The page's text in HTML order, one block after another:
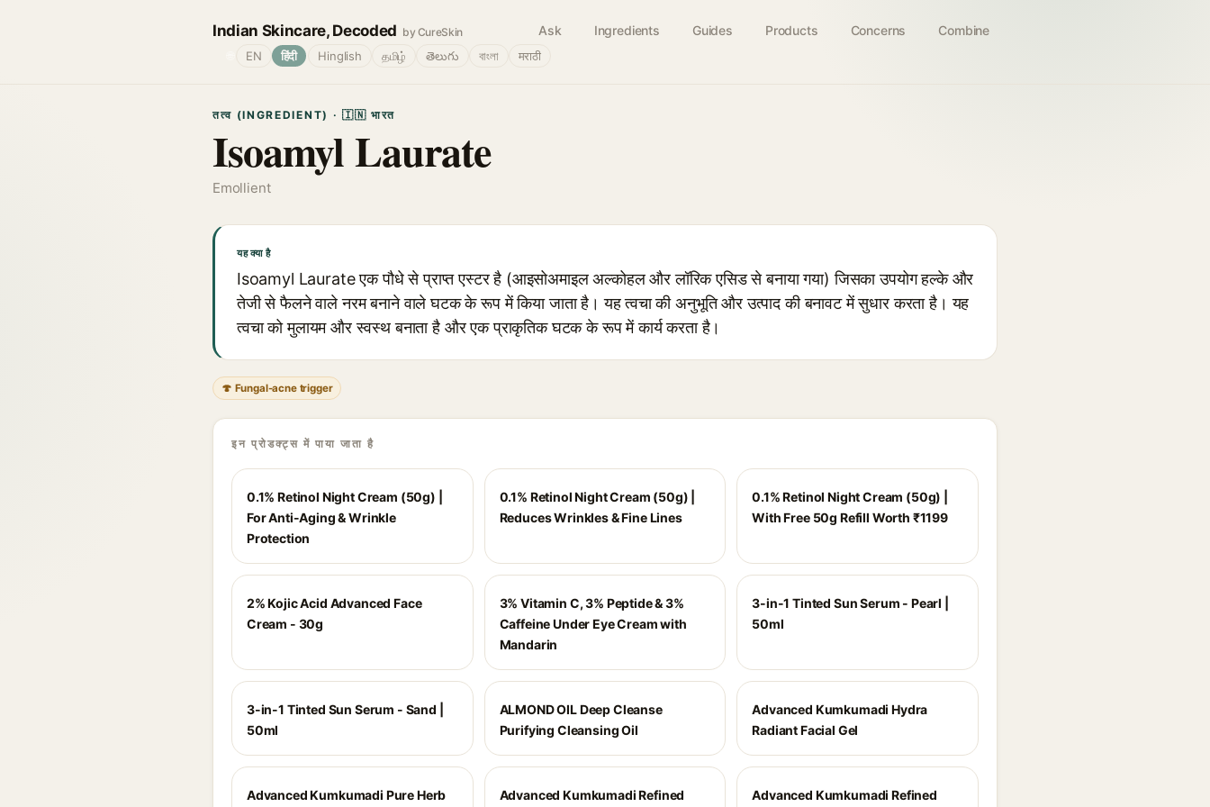
Indian Skincare, Decoded by CureSkin Ask Ingredients Guides Products Concerns Combine
EN हिंदी Hinglish தமிழ் తెలుగు বাংলা मराठी
तत्व (INGREDIENT) · 🇮🇳 भारत
Isoamyl Laurate
Emollient
यह क्या है
Isoamyl Laurate एक पौधे से प्राप्त एस्टर है (आइसोअमाइल अल्कोहल और लॉरिक एसिड से बनाया गया) जिसका उपयोग हल्के और
तेजी से फैलने वाले नरम बनाने वाले घटक के रूप में किया जाता है। यह त्वचा की अनुभूति और उत्पाद की बनावट में सुधार करता है। यह
त्वचा को मुलायम और स्वस्थ बनाता है और एक प्राकृतिक घटक के रूप में कार्य करता है।
🍄 Fungal-acne trigger
इन प्रोडक्ट्स में पाया जाता है
0.1% Retinol Night Cream (50g) |
For Anti-Aging & Wrinkle
Protection
0.1% Retinol Night Cream (50g) |
Reduces Wrinkles & Fine Lines
0.1% Retinol Night Cream (50g) |
With Free 50g Refill Worth ₹1199
2% Kojic Acid Advanced Face
Cream - 30g
3% Vitamin C, 3% Peptide & 3%
Caffeine Under Eye Cream with
Mandarin
3-in-1 Tinted Sun Serum - Pearl |
50ml
3-in-1 Tinted Sun Serum - Sand |
50ml
ALMOND OIL Deep Cleanse
Purifying Cleansing Oil
Advanced Kumkumadi Hydra
Radiant Facial Gel
Advanced Kumkumadi Pure Herb Advanced Kumkumadi Refined Advanced Kumkumadi Refined